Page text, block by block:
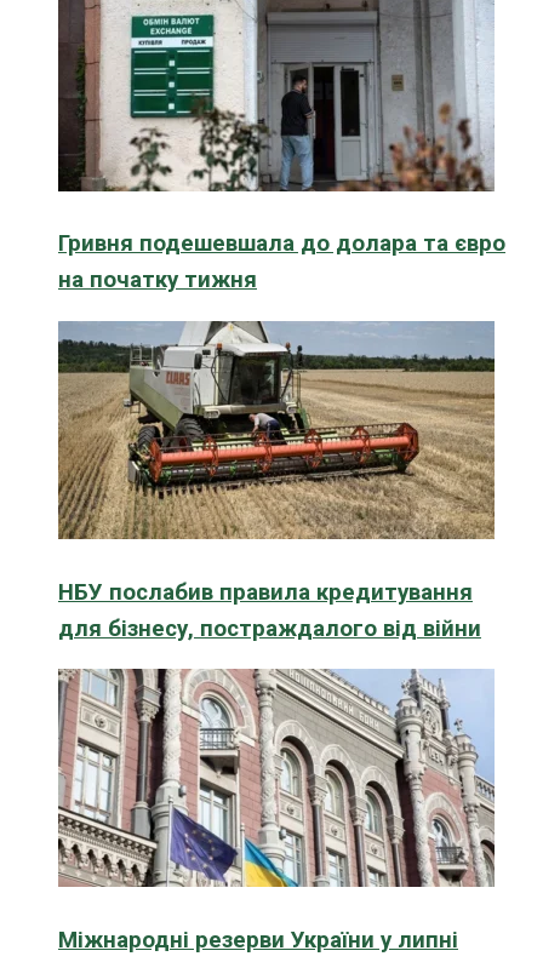
Гривня подешевшала до долара та євро
на початку тижня
НБУ послабив правила кредитування
для бізнесу, постраждалого від війни
Міжнародні резерви України у липні